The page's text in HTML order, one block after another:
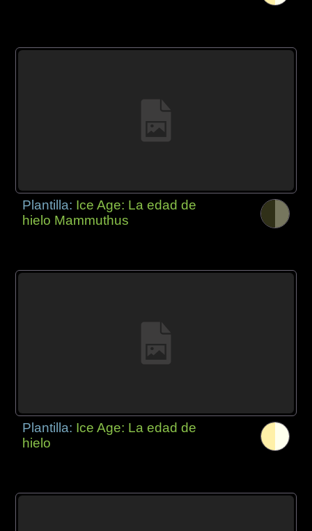
Plantilla: Ice Age: La edad de
hielo Mammuthus
Plantilla: Ice Age: La edad de
hielo